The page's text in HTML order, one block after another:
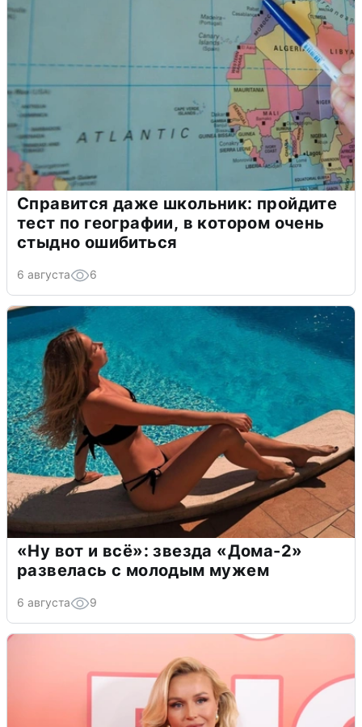
Справится даже школьник: пройдите
тест по географии, в котором очень
стыдно ошибиться
6 августа 6
«Ну вот и всё»: звезда «Дома-2»
развелась с молодым мужем
6 августа 9